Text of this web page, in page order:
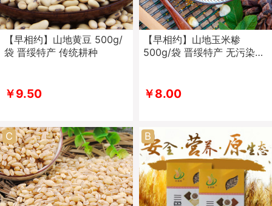
【早相约】山地黄豆 500g/
袋 晋绥特产 传统耕种
￥9.50
【早相约】山地玉米糁
500g/袋 晋绥特产 无污染
￥8.00
C B